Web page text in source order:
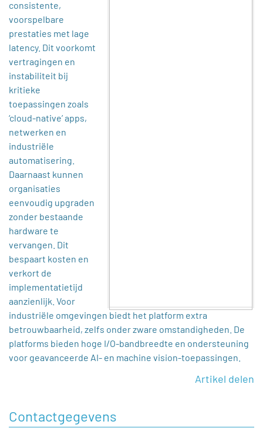
consistente,
voorspelbare
prestaties met lage
latency. Dit voorkomt
vertragingen en
instabiliteit bij
kritieke
toepassingen zoals
‘cloud-native’ apps,
netwerken en
industriële
automatisering.
Daarnaast kunnen
organisaties
eenvoudig upgraden
zonder bestaande
hardware te
vervangen. Dit
bespaart kosten en
verkort de
implementatietijd
aanzienlijk. Voor
industriële omgevingen biedt het platform extra
betrouwbaarheid, zelfs onder zware omstandigheden. De
platforms bieden hoge I/O-bandbreedte en ondersteuning
voor geavanceerde AI- en machine vision-toepassingen.
Artikel delen
Contactgegevens